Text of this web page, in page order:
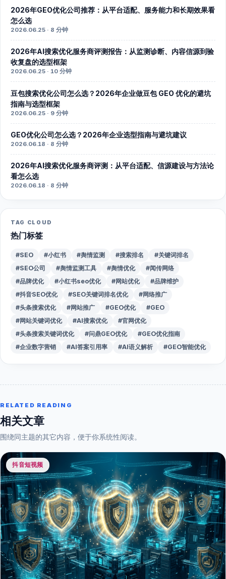
2026年GEO优化公司推荐：从平台适配、服务能力和长期效果看
怎么选
2026.06.25 · 8 分钟
2026年AI搜索优化服务商评测报告：从监测诊断、内容信源到验
收复盘的选型框架
2026.06.25 · 10 分钟
豆包搜索优化公司怎么选？2026年企业做豆包 GEO 优化的避坑
指南与选型框架
2026.06.25 · 9 分钟
GEO优化公司怎么选？2026年企业选型指南与避坑建议
2026.06.18 · 8 分钟
2026年AI搜索优化服务商评测：从平台适配、信源建设与方法论
看怎么选
2026.06.18 · 8 分钟
TAG CLOUD
热门标签
#SEO #小红书 #舆情监测 #搜索排名
#关键词排名
#SEO公司
#舆情监测工具 #舆情优化
#闻传网络
#品牌优化
#小红书seo优化 #网站优化
#品牌维护
#抖音SEO优化
#SEO关键词排名优化
#网络推广
#头条搜索优化
#网站推广 #GEO优化
#GEO
#网站关键词优化
#AI搜索优化
#官网优化
#头条搜索关键词优化
#问鼎GEO优化
#GEO优化指南
#企业数字营销
#AI答案引用率 #AI语义解析 #GEO智能优化
RELATED READING
相关文章
围绕同主题的其它内容，便于你系统性阅读。
抖音短视频